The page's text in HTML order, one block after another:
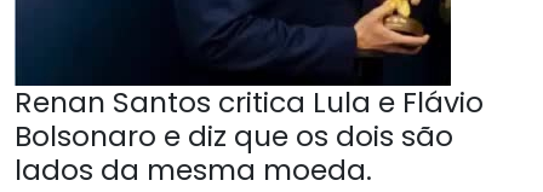
Renan Santos critica Lula e Flávio
Bolsonaro e diz que os dois são
lados da mesma moeda.